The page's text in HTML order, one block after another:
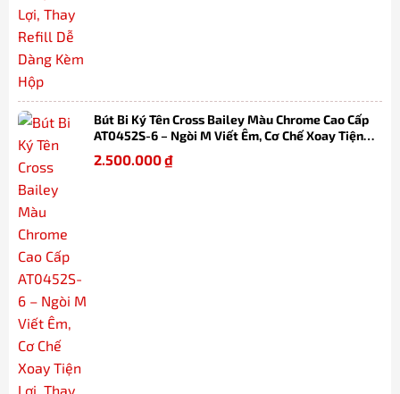
Bút Bi Ký Tên Cross Bailey Màu Chrome Cao Cấp
AT0452S-6 – Ngòi M Viết Êm, Cơ Chế Xoay Tiện
Lợi, Thay Refill Dễ Dàng Kèm Hộp
2.500.000₫